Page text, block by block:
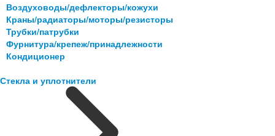
Воздуховоды/дефлекторы/кожухи
Краны/радиаторы/моторы/резисторы
Трубки/патрубки
Фурнитура/крепеж/принадлежности
Кондиционер
Стекла и уплотнители